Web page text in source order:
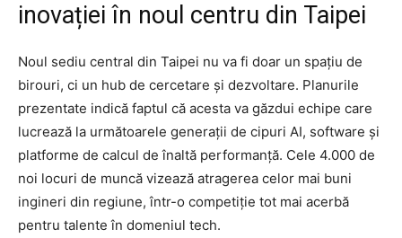
inovației în noul centru din Taipei
Noul sediu central din Taipei nu va fi doar un spațiu de
birouri, ci un hub de cercetare și dezvoltare. Planurile
prezentate indică faptul că acesta va găzdui echipe care
lucrează la următoarele generații de cipuri AI, software și
platforme de calcul de înaltă performanță. Cele 4.000 de
noi locuri de muncă vizează atragerea celor mai buni
ingineri din regiune, într-o competiție tot mai acerbă
pentru talente în domeniul tech.